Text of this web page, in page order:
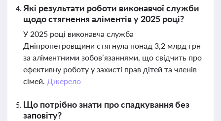
Які результати роботи виконавчої служби
щодо стягнення аліментів у 2025 році?
У 2025 році виконавча служба
Дніпропетровщини стягнула понад 3,2 млрд грн
за аліментними зобов’язаннями, що свідчить про
ефективну роботу у захисті прав дітей та членів
сімей. Джерело
Що потрібно знати про спадкування без
заповіту?